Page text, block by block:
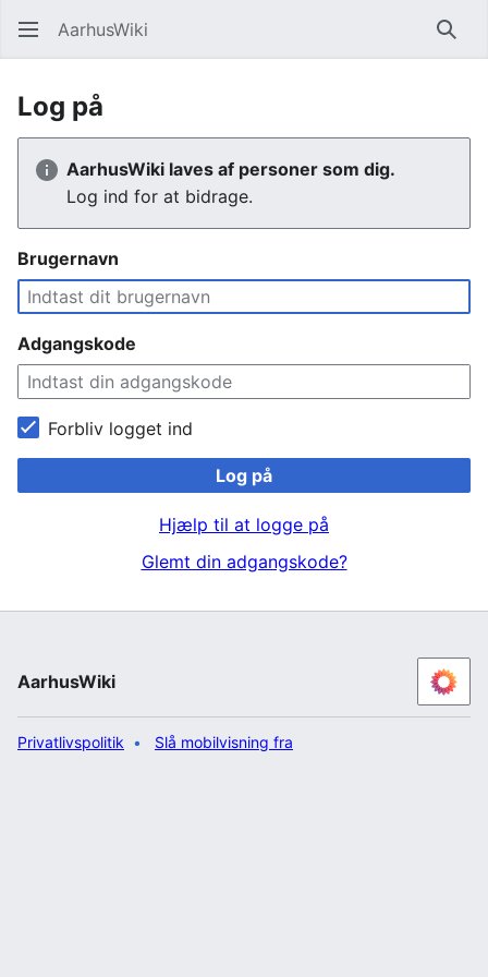
AarhusWiki Søg
Log på
AarhusWiki laves af personer som dig.
Log ind for at bidrage.
Brugernavn
Adgangskode
Forbliv logget ind
Log på
Hjælp til at logge på
Glemt din adgangskode?
AarhusWiki
Privatlivspolitik Slå mobilvisning fra